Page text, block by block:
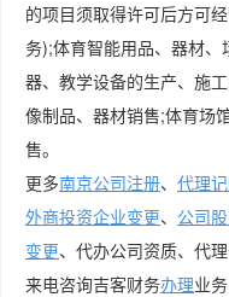
的项目须取得许可后方可
务);体育智能用品、器材
器、教学设备的生产、施
像制品、器材销售;体育场
售。
更多南京公司注册、 代理
外商投资企业变更、 公司
变更、代办公司资质、代
来电咨询吉客财务办理业务